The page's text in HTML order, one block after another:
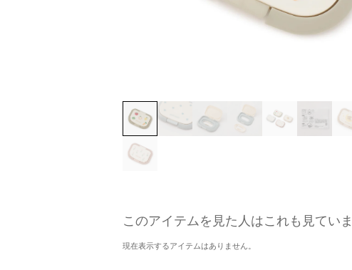
このアイテムを見た人はこれも見てい
現在表示するアイテムはありません。